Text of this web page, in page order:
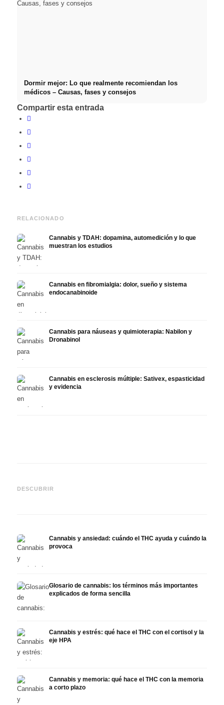
Dormir mejor: Lo que realmente recomiendan los
médicos – Causas, fases y consejos
Compartir esta entrada
RELACIONADO
Cannabis y TDAH: dopamina, automedición y lo que
muestran los estudios
Cannabis en fibromialgia: dolor, sueño y sistema
endocanabinoide
Cannabis para náuseas y quimioterapia: Nabilon y
Dronabinol
Cannabis en esclerosis múltiple: Sativex, espasticidad
y evidencia
DESCUBRIR
Epidiolex y el estado actual
Cannabis y ansiedad: cuándo el THC ayuda y cuándo la
provoca
Glosario de cannabis: los términos más importantes
explicados de forma sencilla
Cannabis y estrés: qué hace el THC con el cortisol y la
eje HPA
Cannabis y memoria: qué hace el THC con la memoria
a corto plazo